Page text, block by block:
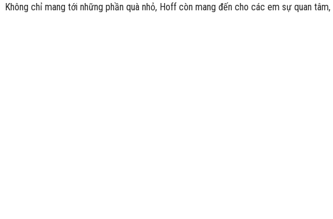
Không chỉ mang tới những phần quà nhỏ, Hoff còn mang đến cho các em sự quan